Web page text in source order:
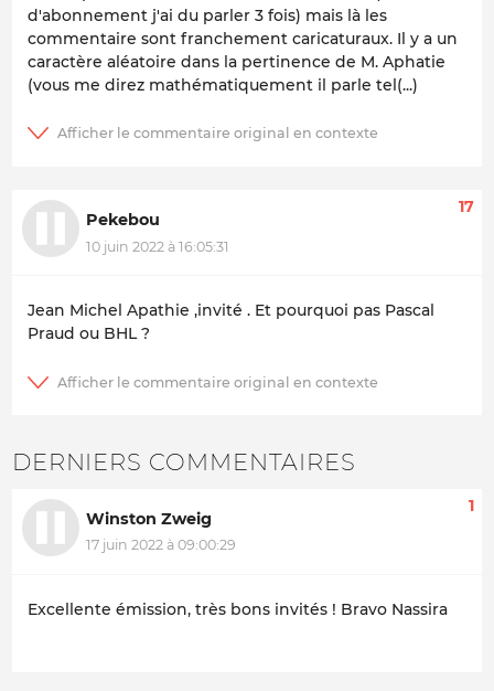
d'abonnement j'ai du parler 3 fois) mais là les
commentaire sont franchement caricaturaux. Il y a un
caractère aléatoire dans la pertinence de M. Aphatie
(vous me direz mathématiquement il parle tel(...)
Pekebou
10 juin 2022 à 16:05:31
17
Jean Michel Apathie ,invité . Et pourquoi pas Pascal
Praud ou BHL ?
DERNIERS COMMENTAIRES
Winston Zweig
17 juin 2022 à 09:00:29
1
Excellente émission, très bons invités ! Bravo Nassira